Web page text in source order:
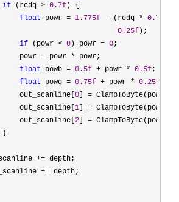
if (redq > 0.7f) {
float powr = 1.775f - (redq * 0.75f
0.25f);
if (powr < 0) powr = 0;
powr
= powr * powr;
float powb = 0.5f + powr * 0.5f;
float powg = 0.75f + powr * 0.25f
out_scanline[
0] = ClampToByte(powr *
out_scanline[
1] = ClampToByte(powg *
out_scanline[
2] = ClampToByte(powb
}
+= depth;
+= depth;